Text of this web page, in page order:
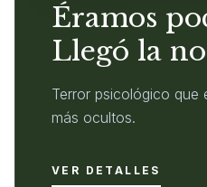
Éramos
Llegó la
Terror psicológico que
más ocultos.
VER DETALLES